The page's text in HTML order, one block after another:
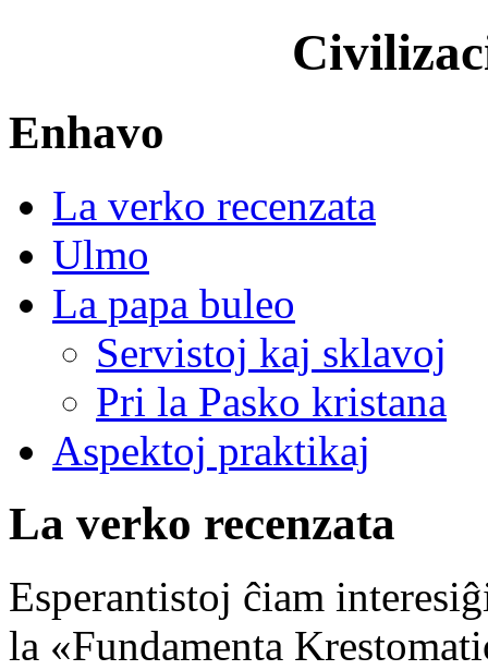
Enhavo
La verko recenzata
Ulmo
La papa buleo
Servistoj kaj sklavoj
Pri la Pasko kristana
Aspektoj praktikaj
La verko recenzata
Esperantistoj ĉiam
la «Fundamenta